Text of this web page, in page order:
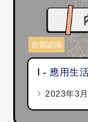
I - 應用生
2023年3
自我認識